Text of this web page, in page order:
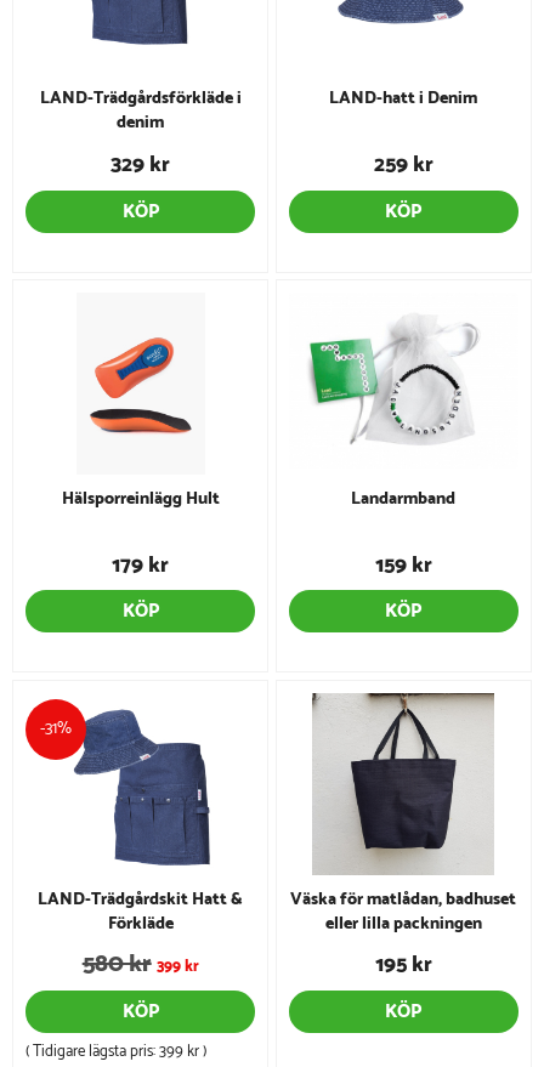
LAND-Trädgårdsförkläde i
denim
329 kr
KÖP
LAND-hatt i Denim
259 kr
KÖP
Hälsporreinlägg Hult
179 kr
KÖP
Landarmband
159 kr
KÖP
-31%
LAND-Trädgårdskit Hatt &
Förkläde
580 kr 399 kr
KÖP
( Tidigare lägsta pris:399 kr)
Väska för matlådan, badhuset
eller lilla packningen
195 kr
KÖP